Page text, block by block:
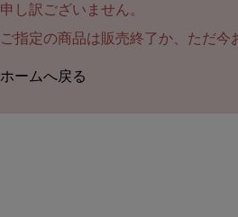
申し訳ございません。
ご指定の商品は販売終了か、ただ今
ホームへ戻る